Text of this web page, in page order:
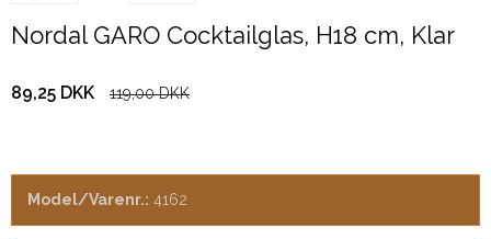
Nordal GARO Cocktailglas, H18 cm, Klar
89,25 DKK 119,00 DKK
Model/Varenr.: 4162